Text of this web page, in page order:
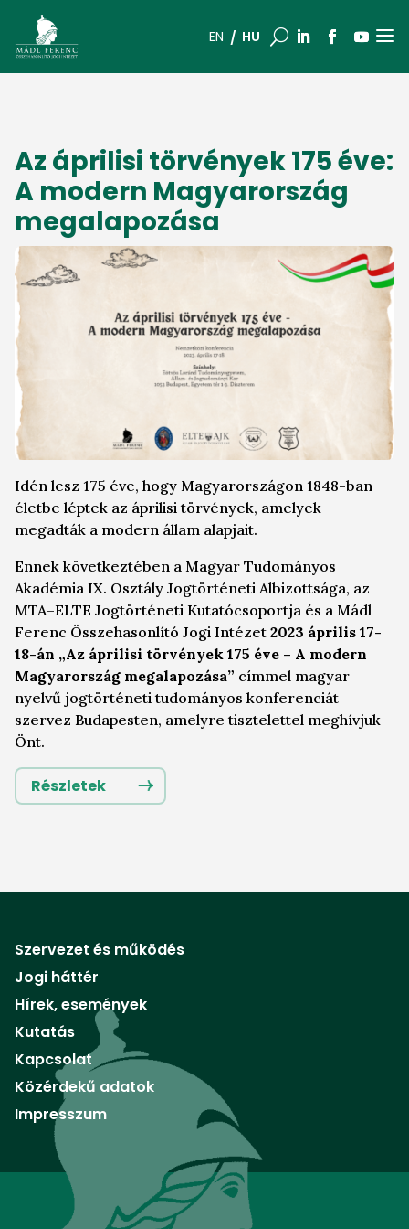
EN HU U a
Az áprilisi törvények 175 éve:
A modern Magyarország
megalapozása
Idén lesz 175 éve, hogy Magyarországon 1848-ban
életbe léptek az áprilisi törvények, amelyek
megadták a modern állam alapjait.
Ennek következtében a Magyar Tudományos
Akadémia IX. Osztály Jogtörténeti Albizottsága, az
MTA–ELTE Jogtörténeti Kutatócsoportja és a Mádl
Ferenc Összehasonlító Jogi Intézet 2023 április 17-
18-án „Az áprilisi törvények 175 éve – A modern
Magyarország megalapozása” címmel magyar
nyelvű jogtörténeti tudományos konferenciát
szervez Budapesten, amelyre tisztelettel meghívjuk
Önt.
Részletek
Szervezet és működés
Jogi háttér
Hírek, események
Kutatás
Kapcsolat
Közérdekű adatok
Impresszum